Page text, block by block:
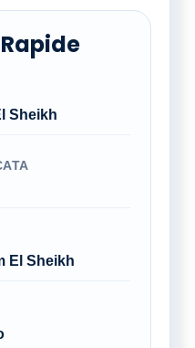
Sheikh
El Sheikh